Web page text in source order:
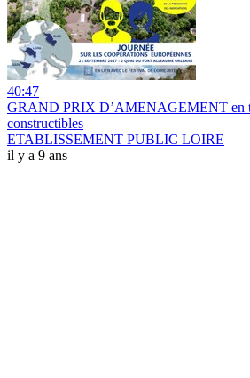
40:47
GRAND PRIX D’AMENAGEMENT en
constructibles
ETABLISSEMENT PUBLIC LOIRE
il y a 9 ans